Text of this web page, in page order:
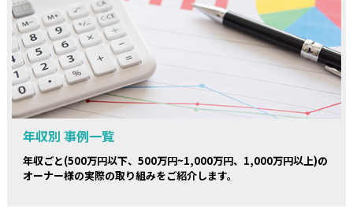
年収別 事例一覧
年収ごと(500万円以下、500万円~1,000万円、1,000万円以上)の
オーナー様の実際の取り組みをご紹介します。